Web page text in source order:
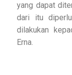
yang dapat
dari itu
dilakukan
Erna.